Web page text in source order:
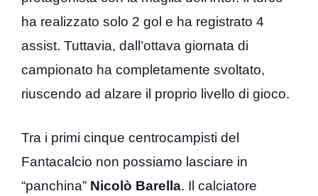
ha realizzato solo 2 gol e ha registrato 4
assist. Tuttavia, dall’ottava giornata di
campionato ha completamente svoltato,
riuscendo ad alzare il proprio livello di gioco.
Tra i primi cinque centrocampisti del
Fantacalcio non possiamo lasciare in
“panchina” Nicolò Barella. Il calciatore